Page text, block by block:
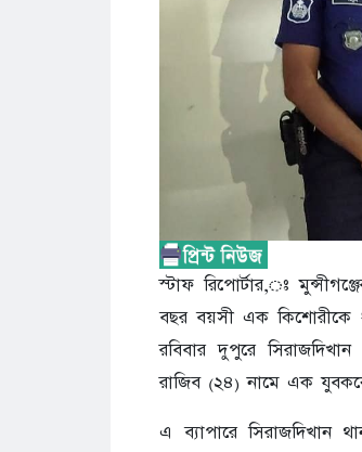
স্টাফ রিপোর্টার,ঃ
বছর বয়সী এক কিশোরীকে
রবিবার দুপুরে
রাজিব (২৪) নামে এক
এ ব্যাপারে সিরাজদিখান